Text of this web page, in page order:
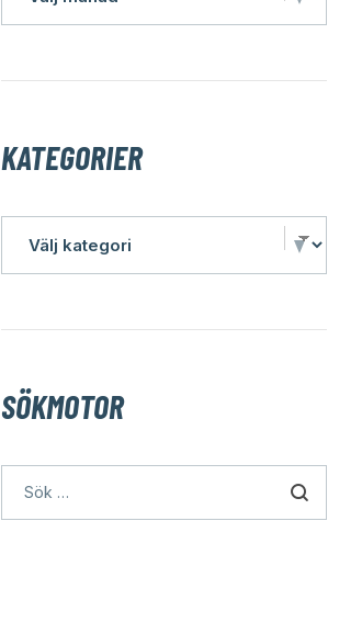
KATEGORIER
SÖKMOTOR